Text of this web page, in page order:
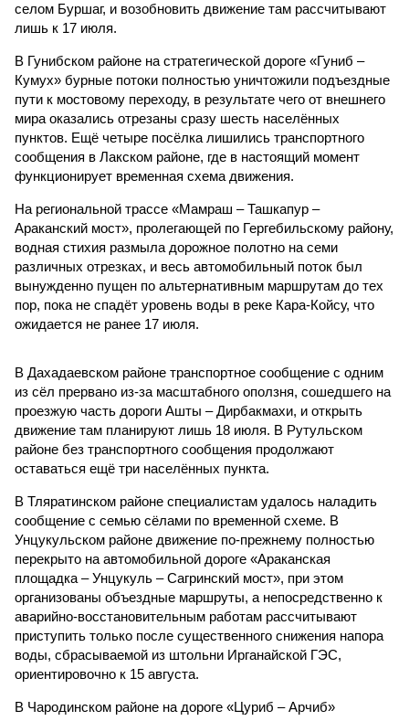
селом Буршаг, и возобновить движение там рассчитывают
лишь к 17 июля.
В Гунибском районе на стратегической дороге «Гуниб –
Кумух» бурные потоки полностью уничтожили подъездные
пути к мостовому переходу, в результате чего от внешнего
мира оказались отрезаны сразу шесть населённых
пунктов. Ещё четыре посёлка лишились транспортного
сообщения в Лакском районе, где в настоящий момент
функционирует временная схема движения.
На региональной трассе «Мамраш – Ташкапур –
Араканский мост», пролегающей по Гергебильскому району,
водная стихия размыла дорожное полотно на семи
различных отрезках, и весь автомобильный поток был
вынужденно пущен по альтернативным маршрутам до тех
пор, пока не спадёт уровень воды в реке Кара-Койсу, что
ожидается не ранее 17 июля.
В Дахадаевском районе транспортное сообщение с одним
из сёл прервано из-за масштабного оползня, сошедшего на
проезжую часть дороги Ашты – Дирбакмахи, и открыть
движение там планируют лишь 18 июля. В Рутульском
районе без транспортного сообщения продолжают
оставаться ещё три населённых пункта.
В Тляратинском районе специалистам удалось наладить
сообщение с семью сёлами по временной схеме. В
Унцукульском районе движение по-прежнему полностью
перекрыто на автомобильной дороге «Араканская
площадка – Унцукуль – Сагринский мост», при этом
организованы объездные маршруты, а непосредственно к
аварийно-восстановительным работам рассчитывают
приступить только после существенного снижения напора
воды, сбрасываемой из штольни Ирганайской ГЭС,
ориентировочно к 15 августа.
В Чародинском районе на дороге «Цуриб – Арчиб»